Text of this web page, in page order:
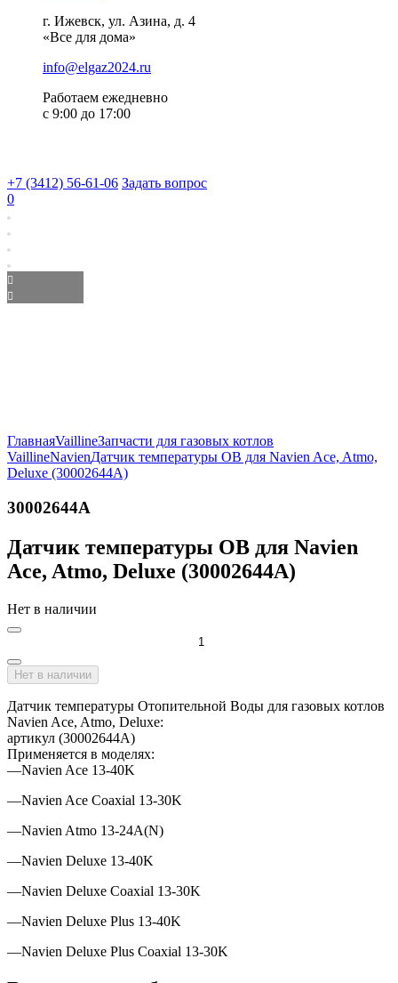
г. Ижевск, ул. Азина, д. 4
«Все для дома»
info@elgaz2024.ru
Работаем eжедневно
с 9:00 до 17:00
+7 (3412) 56-61-06 Задать вопрос
0
ГлавнаяVaillineЗапчасти для газовых котлов
VaillineNavienДатчик температуры ОВ для Navien Ace, Atmo,
Deluxe (30002644A)
30002644A
Датчик температуры ОВ для Navien
Ace, Atmo, Deluxe (30002644A)
Нет в наличии
Нет в наличии
Датчик температуры Отопительной Воды для газовых котлов
Navien Ace, Atmo, Deluxe:
артикул (30002644A)
Применяется в моделях:
—Navien Ace 13-40K
—Navien Ace Coaxial 13-30K
—Navien Atmo 13-24A(N)
—Navien Deluxe 13-40K
—Navien Deluxe Coaxial 13-30K
—Navien Deluxe Plus 13-40K
—Navien Deluxe Plus Coaxial 13-30K